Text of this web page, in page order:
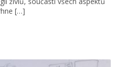
[…]